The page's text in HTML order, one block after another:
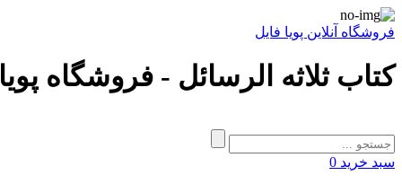
فروشگاه آنلاین پویا فایل
کتاب ثلاثه الرسائل - فروشگاه
سبد خرید 0